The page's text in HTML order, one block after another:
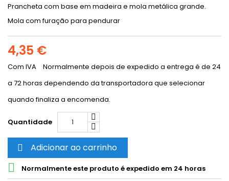
Prancheta com base em madeira e mola metálica grande.
Mola com furação para pendurar
4,35 €
Com IVA
Normalmente depois de expedido a entrega é de 24
a 72 horas dependendo da transportadora que selecionar
quando finaliza a encomenda.
Quantidade
 Adicionar ao carrinho
 Normalmente este produto é expedido em 24 horas